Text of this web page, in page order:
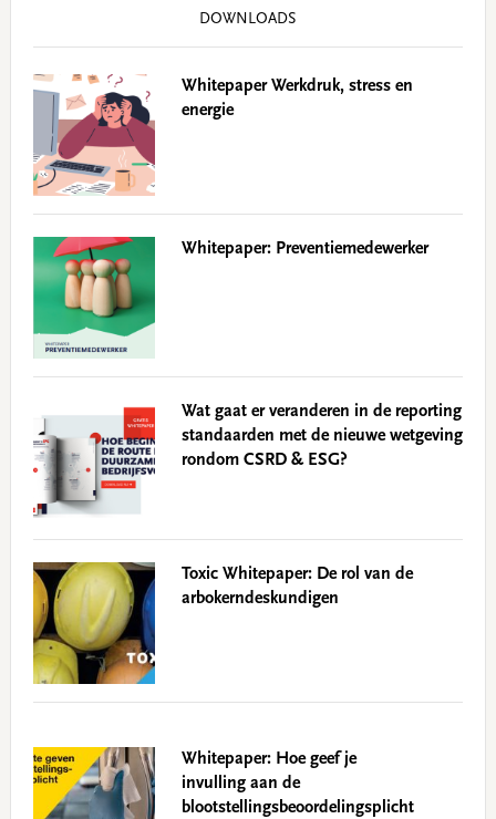
DOWNLOADS
Whitepaper Werkdruk, stress en
energie
Whitepaper: Preventiemedewerker
Wat gaat er veranderen in de reporting
standaarden met de nieuwe wetgeving
rondom CSRD & ESG?
Toxic Whitepaper: De rol van de
arbokerndeskundigen
Whitepaper: Hoe geef je
invulling aan de
blootstellingsbeoordelingsplicht